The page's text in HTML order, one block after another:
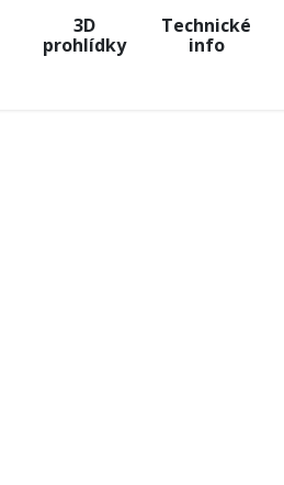
3D
prohlídky
Technické
info